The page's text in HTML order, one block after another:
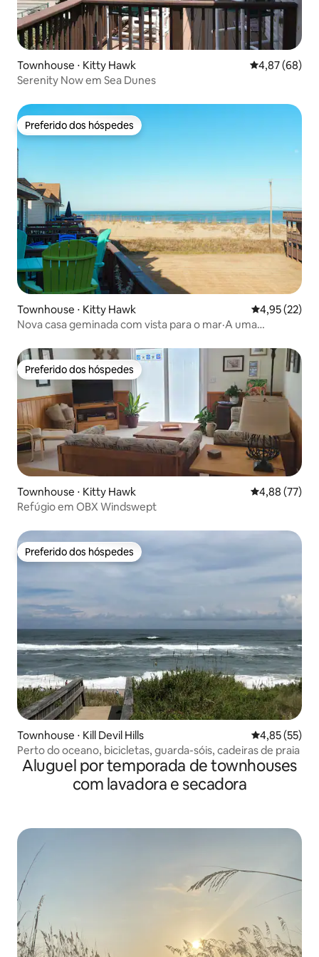
Townhouse ⋅ Kitty Hawk 4,87 de uma
4,87 (68)
Serenity Now em Sea Dunes
Preferido dos hóspedes
Preferido dos hóspedes
Townhouse ⋅ Kitty Hawk 4,95 de uma
4,95 (22)
Nova casa geminada com vista para o mar·A uma
Preferido dos hóspedes
Preferido dos hóspedes
Townhouse ⋅ Kitty Hawk 4,88 de uma
4,88 (77)
Refúgio em OBX Windswept
Preferido dos hóspedes
Preferido dos hóspedes
Townhouse ⋅ Kill Devil Hills 4,85 de uma
4,85 (55)
Perto do oceano, bicicletas, guarda-sóis, cadeiras de praia
Aluguel por temporada de townhouses
com lavadora e secadora